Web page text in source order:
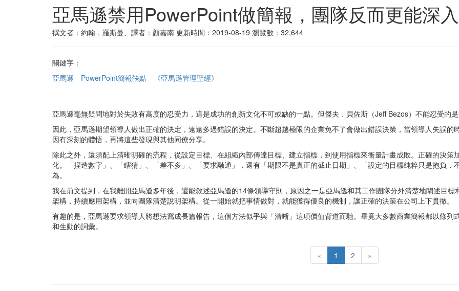
亞馬遜禁用PowerPoint做簡報，團隊反而更能深
撰文者：約翰．羅斯曼、譯者：顏嘉南 更新時間：2019-08-19 瀏覽數：32,644
關鍵字：
亞馬遜
PowerPoint簡報缺點 《亞馬遜管理聖經》
亞馬遜毫無疑問地對於失敗有高度的忍受力，這是成功的創新文化不可或缺的一點。但傑夫．貝佐斯（Jeff Bezos）不能忍受的
因此，亞馬遜期望領導人做出正確的決定，遠遠多過錯誤的決定。不斷超越極限的企業免不了會做出錯誤決策，當領導人失誤
因有深刻的體悟，再將這些發現與其他同僚分享。
除此之外，還須配上清晰明確的流程，從設定目標、在組織內部傳達目標、建立指標，到使用指標來衡量計畫成敗。正確的決
化。「捏造數字」、「瞎猜」、「差不多」、「要求融通」，還有「期限不是真正的截止日期」、「設定的目標純粹只是抱負
為。
我在前文提到，在我離開亞馬遜多年後，還能敘述亞馬遜的14條領導守則，原因之一是亞馬遜和其工作團隊分外清楚地闡述目
架構，持續應用架構，並向團隊清楚說明架構。從一開始就把事情做對，就能獲得優良的機制，讓正確的決策在公司上下貫徹。
有趣的是，亞馬遜要求領導人將想法寫成長篇報告，這個方法似乎與「清晰」這項價值背道而馳。畢竟大多數商業簡報都以條
和生動的詞彙。
« 1 2 »